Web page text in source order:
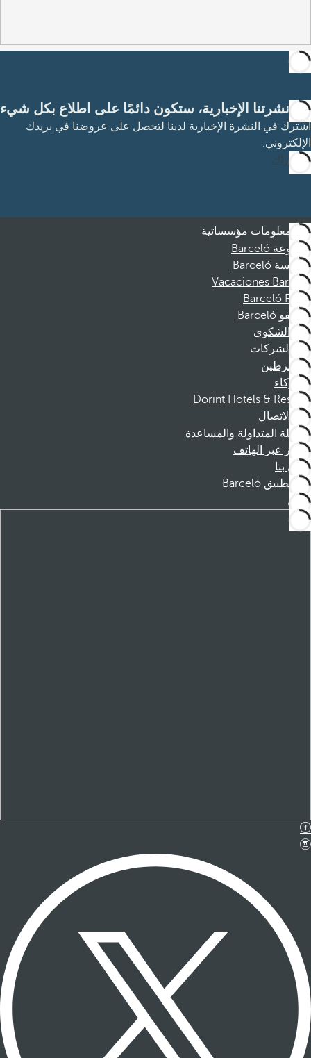
مع نشرتنا الإخبارية، ستكون دائمًا على اطلاع بكل شيء
اشترك في النشرة الإخبارية لدينا لتحصل على عروضنا في بريدك
الإلكتروني.
الاشتراك
معلومات مؤسساتية
مجموعة Barceló
مؤسسة Barceló
Vacaciones Barceló
Barceló Films
موظفو Barceló
قناة الشكوى
الشركات
المنخرطين
الشركاء
Dorint Hotels & Resorts
الاتصال
الأسئلة المتداولة والمساعدة
الحجز عبر الهاتف
اتصل بنا
تطبيق Barceló
تنزيل